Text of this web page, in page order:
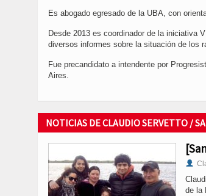
Es abogado egresado de la UBA, con
Desde 2013 es coordinador de la iniciativa
diversos informes sobre la situación de los
Fue precandidato a intendente por
Aires.
NOTICIAS DE CLAUDIO SERVETTO /
de la